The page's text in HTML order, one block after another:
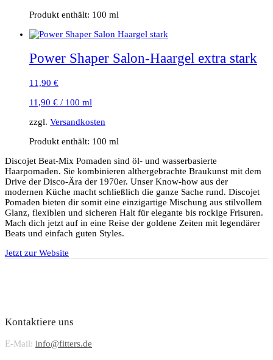
Produkt enthält: 100 ml
Power Shaper Salon-Haargel extra stark
11,90 €
11,90 € / 100 ml
zzgl. Versandkosten
Produkt enthält: 100 ml
Discojet Beat-Mix Pomaden sind öl- und wasserbasierte
Haarpomaden. Sie kombinieren althergebrachte Braukunst mit dem
Drive der Disco-Ära der 1970er. Unser Know-how aus der
modernen Küche macht schließlich die ganze Sache rund. Discojet
Pomaden bieten dir somit eine einzigartige Mischung aus stilvollem
Glanz, flexiblen und sicheren Halt für elegante bis rockige Frisuren.
Mach dich jetzt auf in eine Reise der goldene Zeiten mit legendärer
Beats und einfach guten Styles.
Jetzt zur Website
Kontaktiere uns
E-Mail: info@fitters.de